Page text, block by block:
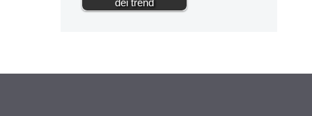
dei trend